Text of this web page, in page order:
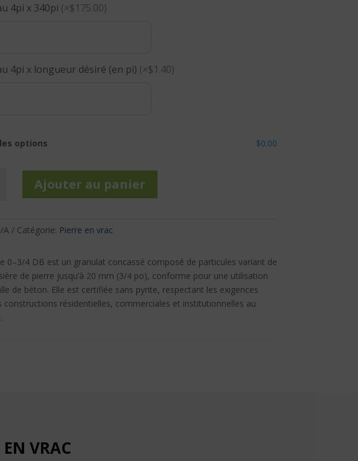
4pi x 340pi (×$175.00)
4pi x longueur désiré (en pi) (×$1.40)
options $0.00
Ajouter au panier
A Catégorie: Pierre en vrac
0–3/4 DB est un granulat concassé composé de particules variant de
de pierre jusqu’à 20 mm (3/4 po), conforme pour une utilisation
de béton. Elle est certifiée sans pyrite, respectant les exigences
constructions résidentielles, commerciales et institutionnelles au
VRAC